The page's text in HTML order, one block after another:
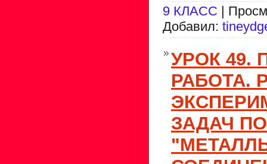
9 КЛАСС |
Добавил:
УРОК 49.
РАБОТА.
ЗАДАЧ